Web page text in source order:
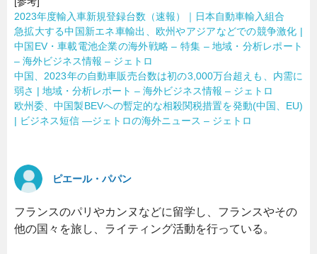
2023年度輸入車新規登録台数（速報）｜日本自動車輸入組合
急拡大する中国新エネ車輸出、欧州やアジアなどでの競争激化 |
中国EV・車載電池企業の海外戦略 – 特集 – 地域・分析レポート
– 海外ビジネス情報 – ジェトロ
中国、2023年の自動車販売台数は初の3,000万台超えも、内需に
弱さ | 地域・分析レポート – 海外ビジネス情報 – ジェトロ
欧州委、中国製BEVへの暫定的な相殺関税措置を発動(中国、EU)
| ビジネス短信 ―ジェトロの海外ニュース – ジェトロ
ピエール・パパン
フランスのパリやカンヌなどに留学し、フランスやその
他の国々を旅し、ライティング活動を行っている。